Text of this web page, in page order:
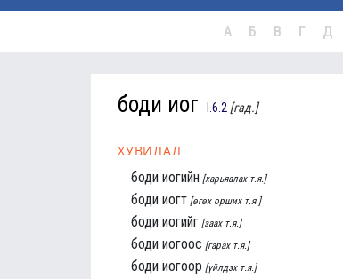
А Б В Г Д
боди иог I.6.2 [гад.]
ХУВИЛАЛ
боди иогийн [харьяалах т.я.]
боди иогт [өгөх орших т.я.]
боди иогийг [заах т.я.]
боди иогоос [гарах т.я.]
боди иогоор [үйлдэх т.я.]